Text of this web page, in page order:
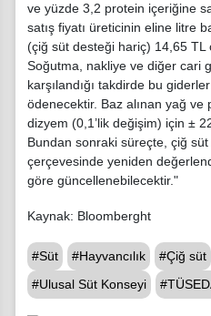
ve yüzde 3,2 protein içeriğine
satış fiyatı üreticinin eline litre
(çiğ süt desteği hariç) 14,65 TL
Soğutma, nakliye ve diğer cari
karşılandığı takdirde bu
ödenecektir. Baz alınan yağ ve
dizyem (0,1’lik değişim) için ±
Bundan sonraki süreçte, çiğ
çerçevesinde yeniden
göre güncellenebilecektir."
Kaynak: Bloomberght
#Süt #Hayvancılık #Çiğ süt
#Ulusal Süt Konseyi